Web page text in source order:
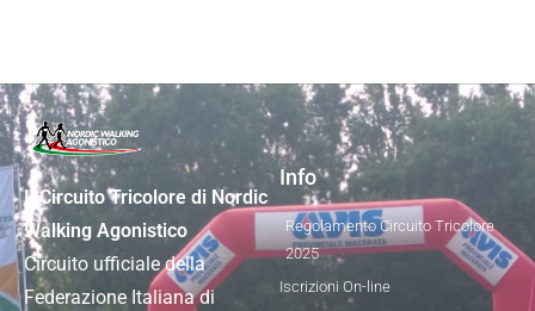
Il Circuito Tricolore di Nordic
Walking Agonistico
Circuito ufficiale della
Federazione Italiana di
Info
Regolamento Circuito Tricolore
2025
Iscrizioni On-line